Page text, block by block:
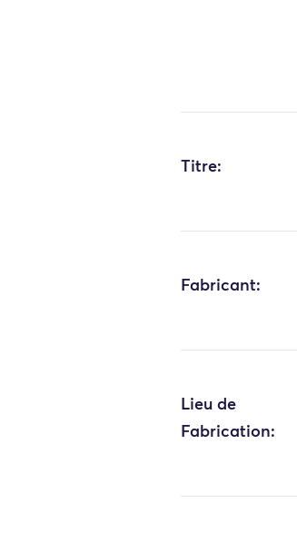
Titre:
Fabricant:
Lieu de
Fabrication: